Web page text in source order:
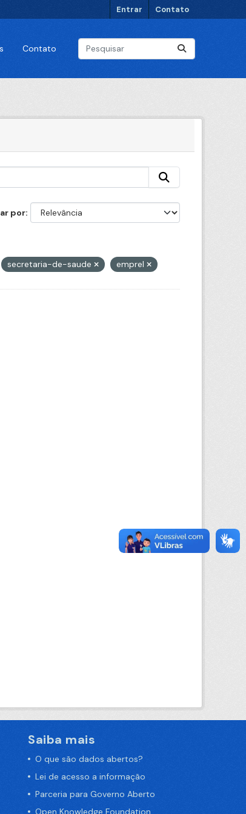
Entrar Contato
Contato
por
secretaria-de-saude emprel
Saiba mais
O que são dados abertos?
Lei de acesso a informação
Parceria para Governo Aberto
Open Knowledge Foundation